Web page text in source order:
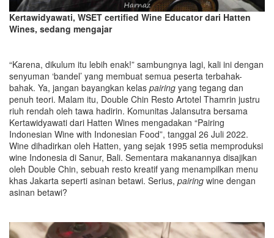
Kertawidyawati, WSET certified Wine Educator dari Hatten
Wines, sedang mengajar
“Karena, dikulum itu lebih enak!” sambungnya lagi, kali ini dengan
senyuman ‘bandel’ yang membuat semua peserta terbahak-
bahak. Ya, jangan bayangkan kelas pairing yang tegang dan
penuh teori. Malam itu, Double Chin Resto Artotel Thamrin justru
riuh rendah oleh tawa hadirin. Komunitas Jalansutra bersama
Kertawidyawati dari Hatten Wines mengadakan “Pairing
Indonesian Wine with Indonesian Food”, tanggal 26 Juli 2022.
Wine dihadirkan oleh Hatten, yang sejak 1995 setia memproduksi
wine Indonesia di Sanur, Bali. Sementara makanannya disajikan
oleh Double Chin, sebuah resto kreatif yang menampilkan menu
khas Jakarta seperti asinan betawi. Serius, pairing wine dengan
asinan betawi?